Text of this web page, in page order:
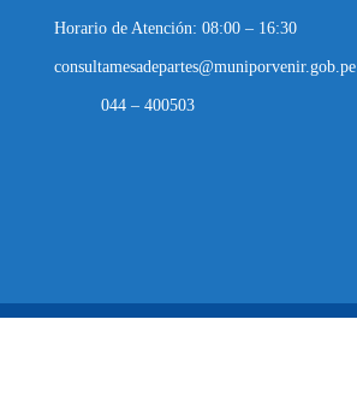
Horario de Atención: 08:00 – 16:30
consultamesadepartes@muniporvenir.gob.pe
044 – 400503